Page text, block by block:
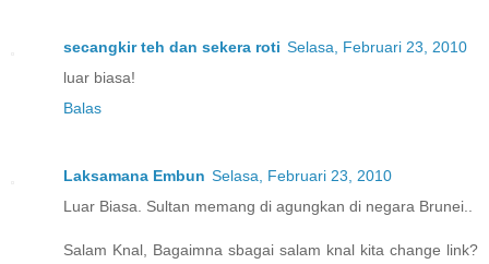
secangkir teh dan sekera roti Selasa, Februari 23, 2010
luar biasa!
Balas
Laksamana Embun Selasa, Februari 23, 2010
Luar Biasa. Sultan memang di agungkan di negara Brunei..
Salam Knal, Bagaimna sbagai salam knal kita change link?